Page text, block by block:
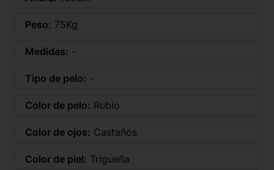
Peso: 75Kg
Medidas: -
Tipo de pelo: -
Color de pelo: Rubio
Color de ojos: Castaños
Color de piel: Trigueña